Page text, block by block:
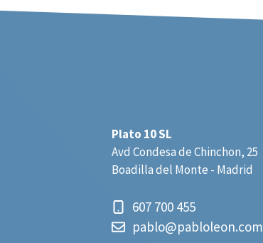
Plato 10 SL
Avd Condesa de Chinchon, 25
Boadilla del Monte - Madrid
607 700 455
pablo@pabloleon.com